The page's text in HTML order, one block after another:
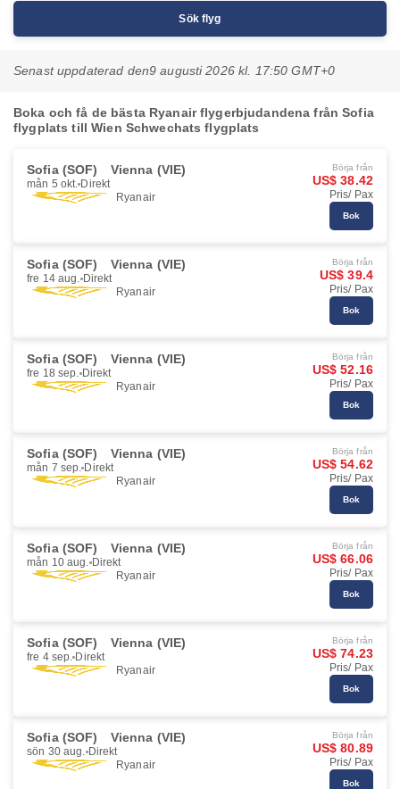
Sök flyg
Senast uppdaterad den9 augusti 2026 kl. 17:50 GMT+0
Boka och få de bästa Ryanair flygerbjudandena från Sofia
flygplats till Wien Schwechats flygplats
Sofia (SOF) Vienna (VIE)
mån 5 okt. Direkt
Ryanair
Börja från
US$ 38.42
Pris/ Pax
Bok
Sofia (SOF) Vienna (VIE)
fre 14 aug. Direkt
Ryanair
Börja från
US$ 39.4
Pris/ Pax
Bok
Sofia (SOF) Vienna (VIE)
fre 18 sep. Direkt
Ryanair
Börja från
US$ 52.16
Pris/ Pax
Bok
Sofia (SOF) Vienna (VIE)
mån 7 sep. Direkt
Ryanair
Börja från
US$ 54.62
Pris/ Pax
Bok
Sofia (SOF) Vienna (VIE)
mån 10 aug. Direkt
Ryanair
Börja från
US$ 66.06
Pris/ Pax
Bok
Sofia (SOF) Vienna (VIE)
fre 4 sep. Direkt
Ryanair
Börja från
US$ 74.23
Pris/ Pax
Bok
Sofia (SOF) Vienna (VIE)
sön 30 aug. Direkt
Ryanair
Börja från
US$ 80.89
Pris/ Pax
Bok